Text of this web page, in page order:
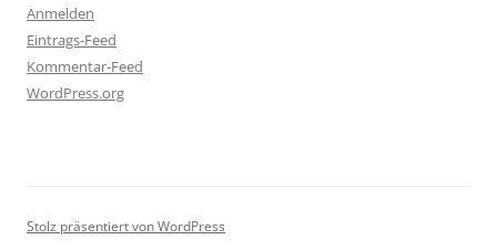
Anmelden
Eintrags-Feed
Kommentar-Feed
WordPress.org
Stolz präsentiert von WordPress